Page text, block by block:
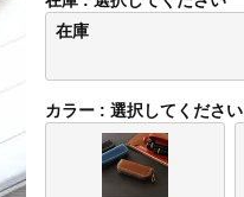
在庫
カラー 選択してください